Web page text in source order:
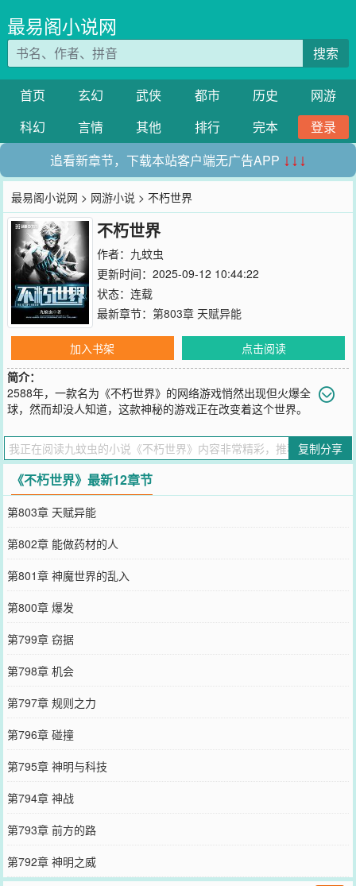
最易阁小说网
搜索
首页 玄幻 武侠 都市 历史
网游
科幻
言情 其他 排行 完本
登录
追看新章节，下载本站客户端无广告APP ↓↓↓
最易阁小说网 > 网游小说 > 不朽世界
不朽世界
作者： 九蚊虫
更新时间：2025-09-12 10:44:22
状态：连载
最新章节： 第803章 天赋异能
加入书架
点击阅读
简介：
2588年，一款名为《不朽世界》的网络游戏悄然出现但火爆全
球，然而却没人知道，这款神秘的游戏正在改变着这个世界。
里的朋友推荐哦！
复制分享
《不朽世界》最新12章节
第803章 天赋异能
第802章 能做药材的人
第801章 神魔世界的乱入
第800章 爆发
第799章 窃据
第798章 机会
第797章 规则之力
第796章 碰撞
第795章 神明与科技
第794章 神战
第793章 前方的路
第792章 神明之威